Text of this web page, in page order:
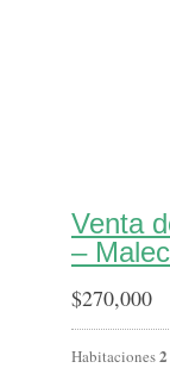
Venta
–
$270,000
Habitaciones2